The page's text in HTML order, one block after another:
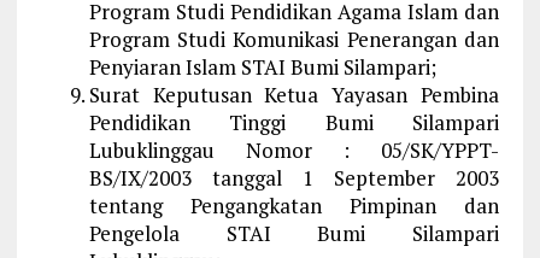
Program Studi Pendidikan Agama Islam dan
Program Studi Komunikasi Penerangan dan
Penyiaran Islam STAI Bumi Silampari;
Surat Keputusan Ketua Yayasan Pembina
Pendidikan Tinggi Bumi Silampari
Lubuklinggau Nomor : 05/SK/YPPT-
BS/IX/2003 tanggal 1 September 2003
tentang Pengangkatan Pimpinan dan
Pengelola STAI Bumi Silampari